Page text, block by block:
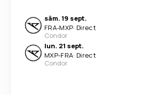
sâm. 19 sept.
FRA-MXP· Direct
Condor
lun. 21 sept.
MXP-FRA· Direct
Condor